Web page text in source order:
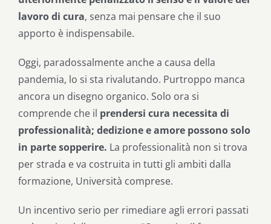
lavoro di cura, senza mai pensare che il suo
apporto è indispensabile.
Oggi, paradossalmente anche a causa della
pandemia, lo si sta rivalutando. Purtroppo manca
ancora un disegno organico. Solo ora si
comprende che il prendersi cura necessita di
professionalità; dedizione e amore possono solo
in parte sopperire. La professionalità non si trova
per strada e va costruita in tutti gli ambiti dalla
formazione, Università comprese.
Un incentivo serio per rimediare agli errori passati